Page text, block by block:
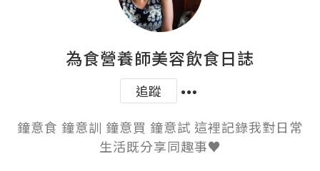
為食營養師美容飲食日誌
追蹤
鐘意食 鐘意訓 鐘意買 鐘意試 這裡記錄我對日常
生活既分享同趣事♥